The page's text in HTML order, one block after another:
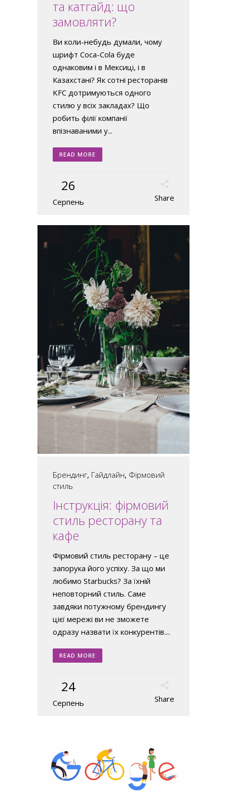
та катгайд: що
замовляти?
Ви коли-небудь думали, чому
шрифт Coca-Cola буде
однаковим і в Мексиці, і в
Казахстані? Як сотні ресторанів
KFC дотримуються одного
стилю у всіх закладах? Що
робить філії компанії
впізнаваними у...
READ MORE
26
Серпень Share
Брендинг, Гайдлайн, Фірмовий
стиль
Інструкція: фірмовий
стиль ресторану та
кафе
Фірмовий стиль ресторану – це
запорука його успіху. За що ми
любимо Starbucks? За їхній
неповторний стиль. Саме
завдяки потужному брендингу
цієї мережі ви не зможете
одразу назвати їх конкурентів....
READ MORE
24
Серпень Share